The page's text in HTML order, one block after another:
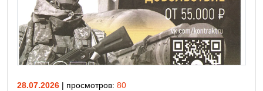
28.07.2026 | просмотров: 80